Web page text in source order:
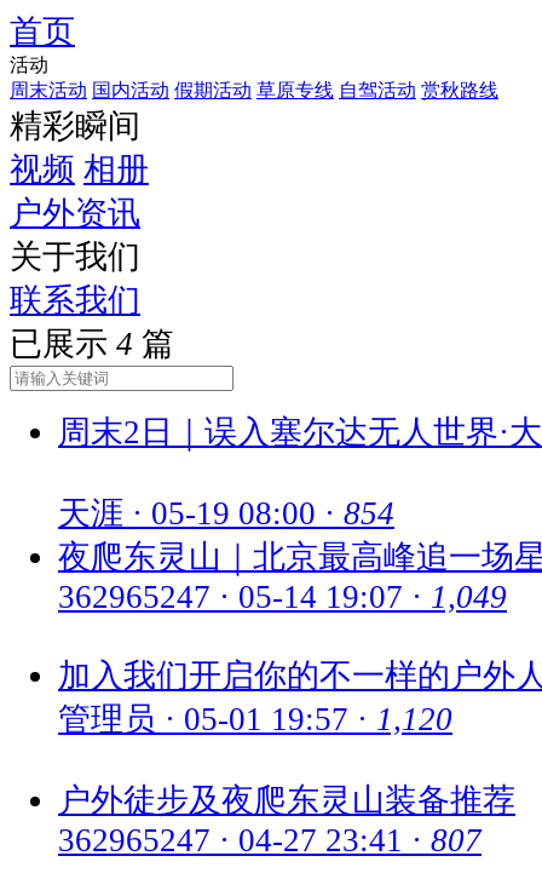
首页
活动
周末活动 国内活动 假期活动 草原专线 自驾活动 赏秋路线
精彩瞬间
视频 相册
户外资讯
关于我们
联系我们
已展示 4 篇
周末2日｜误入塞尔达无人世界·
天涯 · 05-19 08:00 · 854
夜爬东灵山｜北京最高峰追一场
362965247 · 05-14 19:07 · 1,049
加入我们开启你的不一样的户外
管理员 · 05-01 19:57 · 1,120
户外徒步及夜爬东灵山装备推荐
362965247 · 04-27 23:41 · 807